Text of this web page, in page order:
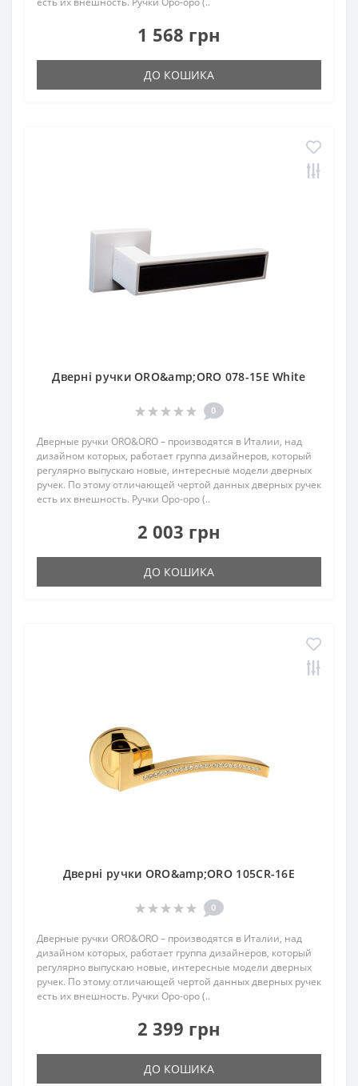
1 568 грн
ДО КОШИКА
Дверні ручки ORO&amp;ORO 078-15E White
0
Дверные ручки ORO&ORO – производятся в Италии, над
дизайном которых, работает группа дизайнеров, который
регулярно выпускаю новые, интересные модели дверных
ручек. По этому отличающей чертой данных дверных ручек
есть их внешность. Ручки Оро-оро (..
2 003 грн
ДО КОШИКА
Дверні ручки ORO&amp;ORO 105CR-16E
0
Дверные ручки ORO&ORO – производятся в Италии, над
дизайном которых, работает группа дизайнеров, который
регулярно выпускаю новые, интересные модели дверных
ручек. По этому отличающей чертой данных дверных ручек
есть их внешность. Ручки Оро-оро (..
2 399 грн
ДО КОШИКА